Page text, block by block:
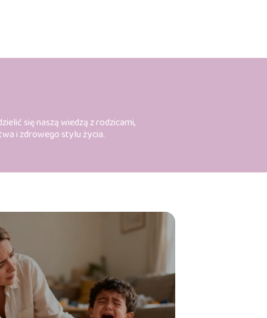
się naszą wiedzą z rodzicami,
i zdrowego stylu życia.